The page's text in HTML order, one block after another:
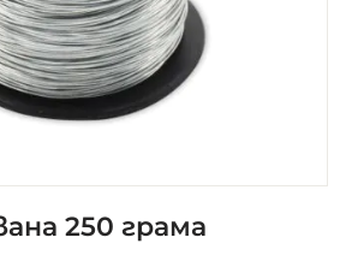
250 грама